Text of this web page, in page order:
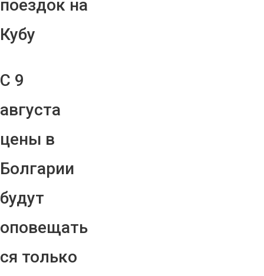
поездок на
Кубу
С 9
августа
цены в
Болгарии
будут
оповещать
ся только